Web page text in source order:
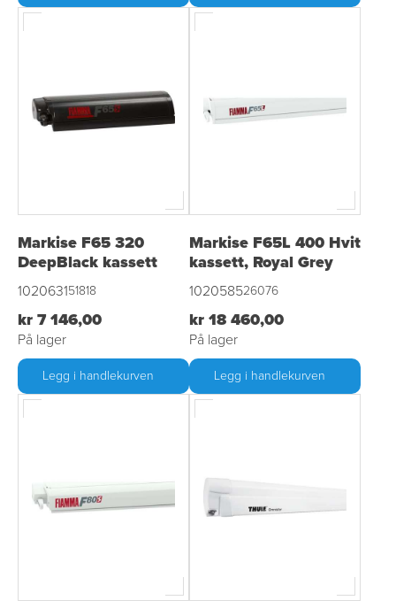
Markise F65 320
DeepBlack kassett
102063151818
kr 7 146,00
På lager
Legg i handlekurven
Markise F65L 400 Hvit
kassett, Royal Grey
102058526076
kr 18 460,00
På lager
Legg i handlekurven